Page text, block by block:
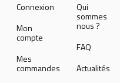
Connexion
Mon
compte
Mes
commandes
Qui
sommes
nous ?
FAQ
Actualités